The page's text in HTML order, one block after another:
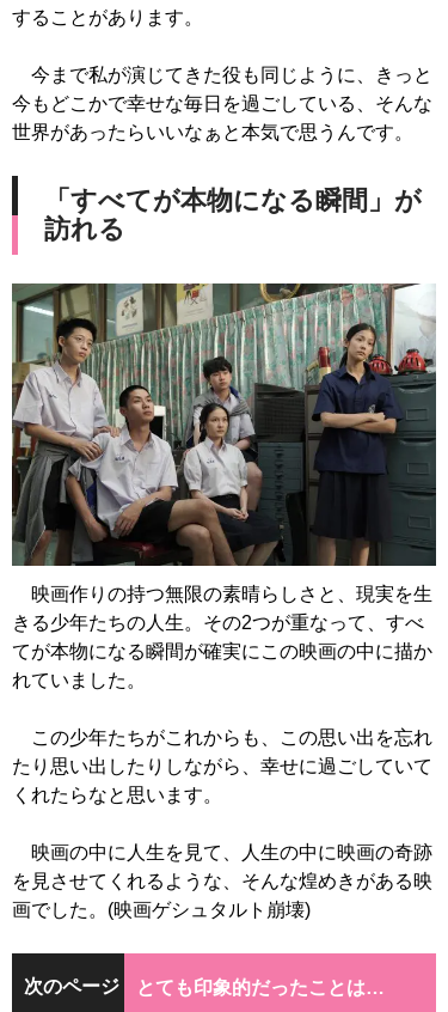
することがあります。
今まで私が演じてきた役も同じように、きっと
今もどこかで幸せな毎日を過ごしている、そんな
世界があったらいいなぁと本気で思うんです。
「すべてが本物になる瞬間」が
訪れる
映画作りの持つ無限の素晴らしさと、現実を生
きる少年たちの人生。その2つが重なって、すべ
てが本物になる瞬間が確実にこの映画の中に描か
れていました。
この少年たちがこれからも、この思い出を忘れ
たり思い出したりしながら、幸せに過ごしていて
くれたらなと思います。
映画の中に人生を見て、人生の中に映画の奇跡
を見させてくれるような、そんな煌めきがある映
画でした。(映画ゲシュタルト崩壊)
次のページ とても印象的だったことは…